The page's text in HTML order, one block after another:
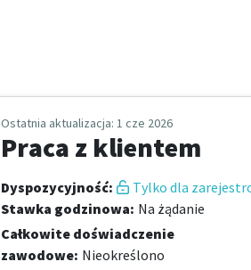
Ostatnia aktualizacja: 1 cze 2026
Praca z klientem
Dyspozycyjność:
Tylko dla
Stawka godzinowa: Na żądanie
Całkowite doświadczenie
zawodowe: Nieokreślono